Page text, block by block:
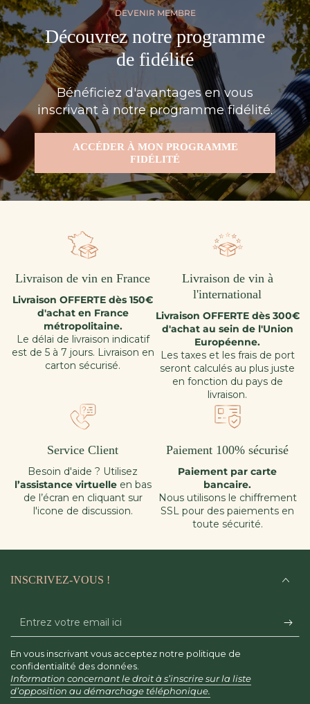
DEVENIR MEMBRE
Découvrez notre programme
de fidélité
Bénéficiez d'avantages en vous
inscrivant à notre programme fidélité.
ACCÉDER À MON PROGRAMME
FIDÉLITÉ
Livraison de vin en France
Livraison OFFERTE dès 150€
d'achat en France
métropolitaine.
Le délai de livraison indicatif
est de 5 à 7 jours. Livraison en
carton sécurisé.
Livraison de vin à
l'international
Livraison OFFERTE dès 300€
d'achat au sein de l'Union
Européenne.
Les taxes et les frais de port
seront calculés au plus juste
en fonction du pays de
livraison.
Service Client
Besoin d'aide ? Utilisez
l’assistance virtuelle en bas
de l’écran en cliquant sur
l'icone de discussion.
Paiement 100% sécurisé
Paiement par carte
bancaire.
Nous utilisons le chiffrement
SSL pour des paiements en
toute sécurité.
INSCRIVEZ-VOUS !
Entrez
votre
email
ici
En vous inscrivant vous acceptez notre politique de
confidentialité des données.
Information concernant le droit à s’inscrire sur la liste
d’opposition au démarchage téléphonique.